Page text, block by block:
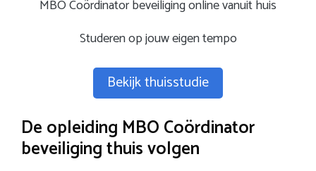
MBO Coördinator beveiliging online vanuit huis
Studeren op jouw eigen tempo
Bekijk thuisstudie
De opleiding MBO Coördinator
beveiliging thuis volgen